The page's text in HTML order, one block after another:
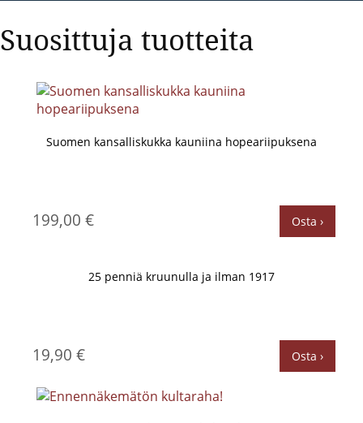
Suosittuja tuotteita
Suomen kansalliskukka kauniina hopeariipuksena
199,00 € Osta ›
25 penniä kruunulla ja ilman 1917
19,90 € Osta ›